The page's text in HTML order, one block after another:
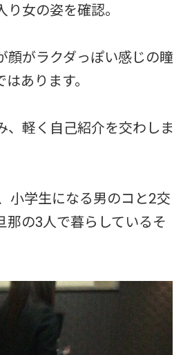
女の姿を確認。
顔がラクダっぽい感じの瞳
あります。
、軽く自己紹介を交わしま
小学生になる男のコと2交
那の3人で暮らしているそ